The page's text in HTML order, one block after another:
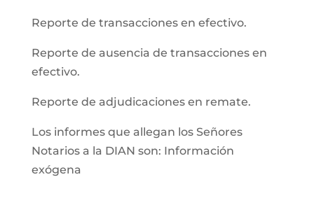
Reporte de transacciones en efectivo.
Reporte de ausencia de transacciones en
efectivo.
Reporte de adjudicaciones en remate.
Los informes que allegan los Señores
Notarios a la DIAN son: Información
exógena